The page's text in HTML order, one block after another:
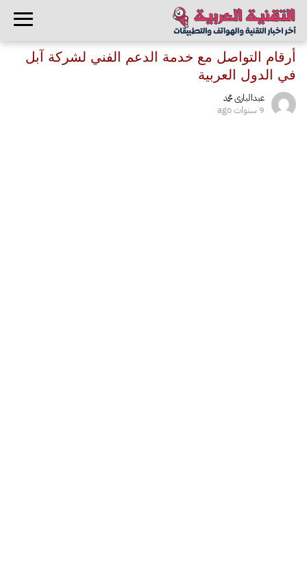
أرقام التواصل مع خدمة الدعم الفني لشركة آبل
في الدول العربية
عبدالبارى محمد
9 سنوات ago